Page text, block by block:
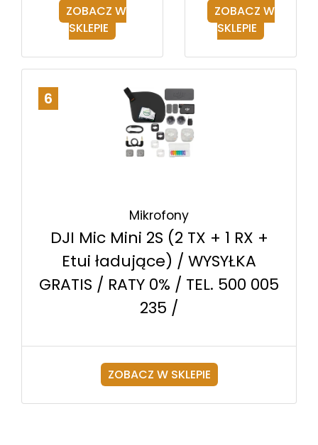
ZOBACZ W
SKLEPIE
ZOBACZ W
SKLEPIE
6
Mikrofony
DJI Mic Mini 2S (2 TX + 1 RX +
Etui ładujące) / WYSYŁKA
GRATIS / RATY 0% / TEL. 500 005
235 /
ZOBACZ W SKLEPIE